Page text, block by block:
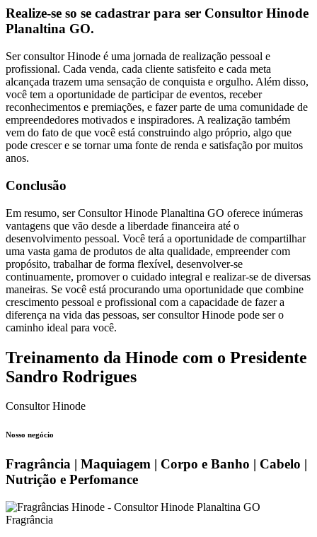
Realize-se so se cadastrar para ser Consultor Hinode
Planaltina GO.
Ser consultor Hinode é uma jornada de realização pessoal e
profissional. Cada venda, cada cliente satisfeito e cada meta
alcançada trazem uma sensação de conquista e orgulho. Além disso,
você tem a oportunidade de participar de eventos, receber
reconhecimentos e premiações, e fazer parte de uma comunidade de
empreendedores motivados e inspiradores. A realização também
vem do fato de que você está construindo algo próprio, algo que
pode crescer e se tornar uma fonte de renda e satisfação por muitos
anos.
Conclusão
Em resumo, ser Consultor Hinode Planaltina GO oferece inúmeras
vantagens que vão desde a liberdade financeira até o
desenvolvimento pessoal. Você terá a oportunidade de compartilhar
uma vasta gama de produtos de alta qualidade, empreender com
propósito, trabalhar de forma flexível, desenvolver-se
continuamente, promover o cuidado integral e realizar-se de diversas
maneiras. Se você está procurando uma oportunidade que combine
crescimento pessoal e profissional com a capacidade de fazer a
diferença na vida das pessoas, ser consultor Hinode pode ser o
caminho ideal para você.
Treinamento da Hinode com o Presidente
Sandro Rodrigues
Consultor Hinode
Nosso negócio
Fragrância | Maquiagem | Corpo e Banho | Cabelo |
Nutrição e Perfomance
Fragrância